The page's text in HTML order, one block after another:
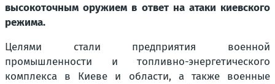
высокоточным оружием в ответ на атаки киевского
режима.
Целями стали предприятия военной
промышленности и топливно-энергетического
комплекса в Киеве и области, а также военные